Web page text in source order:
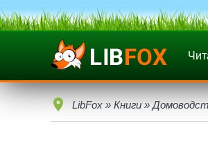
LibFox » Книги »